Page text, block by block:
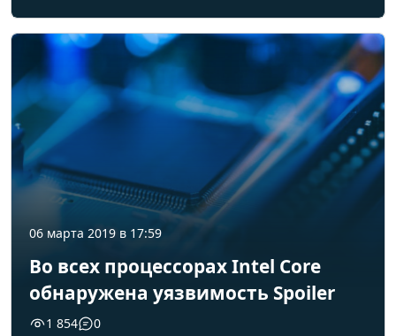
06 марта 2019 в 17:59
Во всех процессорах Intel Core
обнаружена уязвимость Spoiler
1 854 0